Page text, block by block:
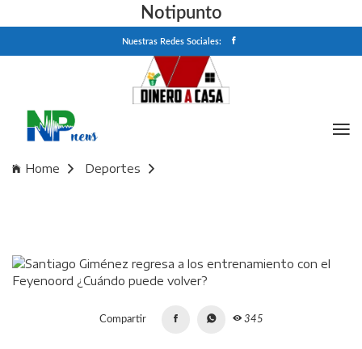
Notipunto
Nuestras Redes Sociales:
Home
Deportes
Compartir 345